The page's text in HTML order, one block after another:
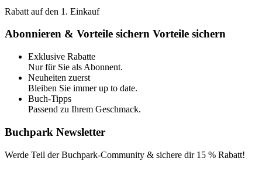
Rabatt auf den 1. Einkauf
Abonnieren & Vorteile sichern Vorteile sichern
Exklusive Rabatte
Nur für Sie als Abonnent.
Neuheiten zuerst
Bleiben Sie immer up to date.
Buch-Tipps
Passend zu Ihrem Geschmack.
Buchpark Newsletter
Werde Teil der Buchpark-Community & sichere dir 15 % Rabatt!